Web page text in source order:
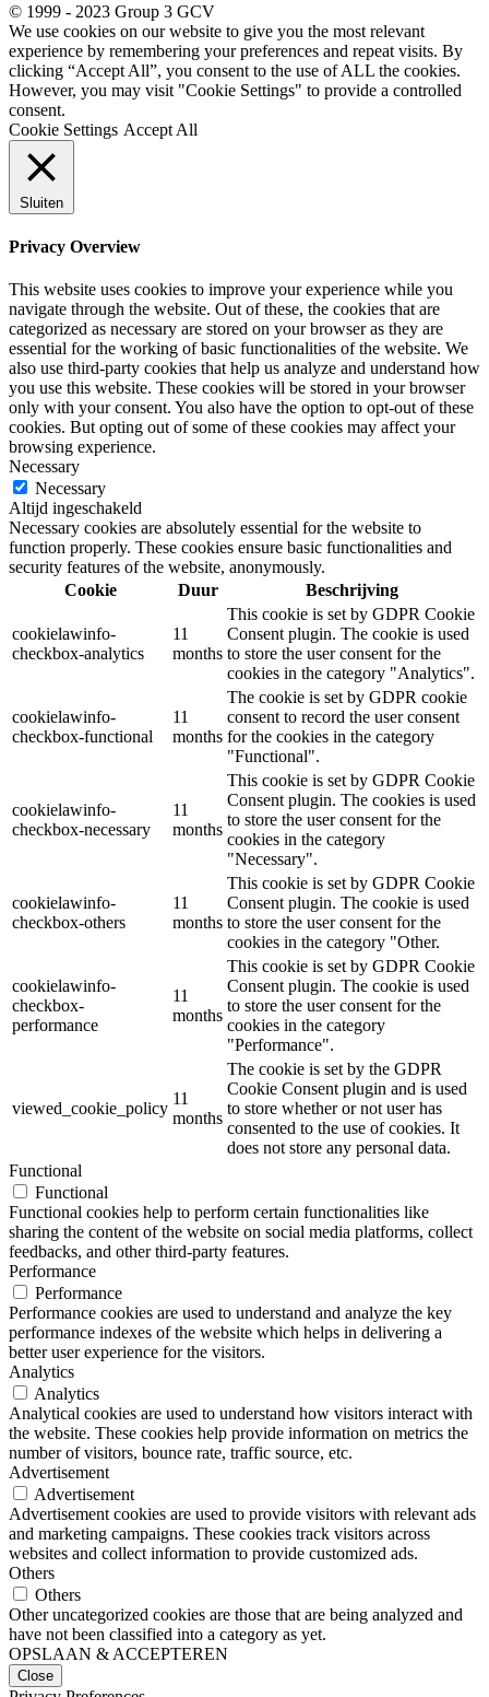
© 1999 - 2023 Group 3 GCV
We use cookies on our website to give you the most relevant
experience by remembering your preferences and repeat visits. By
clicking “Accept All”, you consent to the use of ALL the cookies.
However, you may visit "Cookie Settings" to provide a controlled
consent.
Cookie Settings Accept All
Sluiten
Privacy Overview
This website uses cookies to improve your experience while you
navigate through the website. Out of these, the cookies that are
categorized as necessary are stored on your browser as they are
essential for the working of basic functionalities of the website. We
also use third-party cookies that help us analyze and understand how
you use this website. These cookies will be stored in your browser
only with your consent. You also have the option to opt-out of these
cookies. But opting out of some of these cookies may affect your
browsing experience.
Necessary
Necessary
Altijd ingeschakeld
Necessary cookies are absolutely essential for the website to
function properly. These cookies ensure basic functionalities and
security features of the website, anonymously.
Cookie
Duur Beschrijving
cookielawinfo-
checkbox-analytics
11
months
This cookie is set by GDPR Cookie
Consent plugin. The cookie is used
to store the user consent for the
cookies in the category "Analytics".
cookielawinfo-
checkbox-functional
11
months
The cookie is set by GDPR cookie
consent to record the user consent
for the cookies in the category
"Functional".
cookielawinfo-
checkbox-necessary
11
months
This cookie is set by GDPR Cookie
Consent plugin. The cookies is used
to store the user consent for the
cookies in the category
"Necessary".
cookielawinfo-
checkbox-others
11
months
This cookie is set by GDPR Cookie
Consent plugin. The cookie is used
to store the user consent for the
cookies in the category "Other.
cookielawinfo-
checkbox-
performance
11
months
This cookie is set by GDPR Cookie
Consent plugin. The cookie is used
to store the user consent for the
cookies in the category
"Performance".
viewed_cookie_policy
11
months
The cookie is set by the GDPR
Cookie Consent plugin and is used
to store whether or not user has
consented to the use of cookies. It
does not store any personal data.
Functional
Functional
Functional cookies help to perform certain functionalities like
sharing the content of the website on social media platforms, collect
feedbacks, and other third-party features.
Performance
Performance
Performance cookies are used to understand and analyze the key
performance indexes of the website which helps in delivering a
better user experience for the visitors.
Analytics
Analytics
Analytical cookies are used to understand how visitors interact with
the website. These cookies help provide information on metrics the
number of visitors, bounce rate, traffic source, etc.
Advertisement
Advertisement
Advertisement cookies are used to provide visitors with relevant ads
and marketing campaigns. These cookies track visitors across
websites and collect information to provide customized ads.
Others
Others
Other uncategorized cookies are those that are being analyzed and
have not been classified into a category as yet.
OPSLAAN & ACCEPTEREN
Close